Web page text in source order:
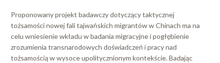
Proponowany projekt badawczy dotyczący taktycznej
tożsamości nowej fali tajwańskich migrantów w Chinach ma na
celu wniesienie wkładu w badania migracyjne i pogłębienie
zrozumienia transnarodowych doświadczeń i pracy nad
tożsamością w wysoce upolitycznionym kontekście. Badając